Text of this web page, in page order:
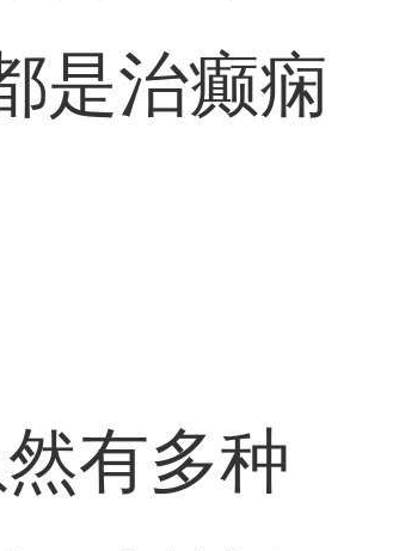
是治癫痫
有多种